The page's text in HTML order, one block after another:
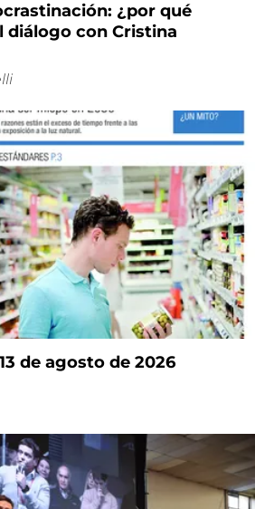
¿por qué
diálogo con Cristina
de agosto de 2026